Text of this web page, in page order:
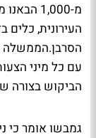
מ-1,000
העירונית, כלים
הסרבן.הממשלה
עם כל מיני
הביקוש בצורה
גמבשו אומר כי